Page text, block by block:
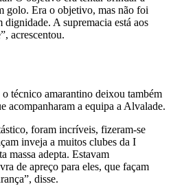
golo. Era o objetivo, mas não foi
dignidade. A supremacia está aos
acrescentou.
técnico amarantino deixou também
acompanharam a equipa a Alvalade.
foram incríveis, fizeram-se
inveja a muitos clubes da I
massa adepta. Estavam
de apreço para eles, que façam
disse.